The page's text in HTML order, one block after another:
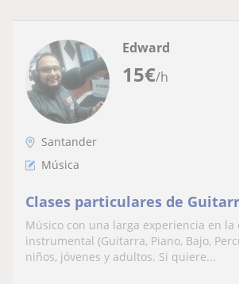
15€/h
Edward
Santander
Música
Clases particulares de
Músico con una larga experiencia en la
instrumental (Guitarra, Piano, Bajo,
niños, jóvenes y adultos. Si quiere...